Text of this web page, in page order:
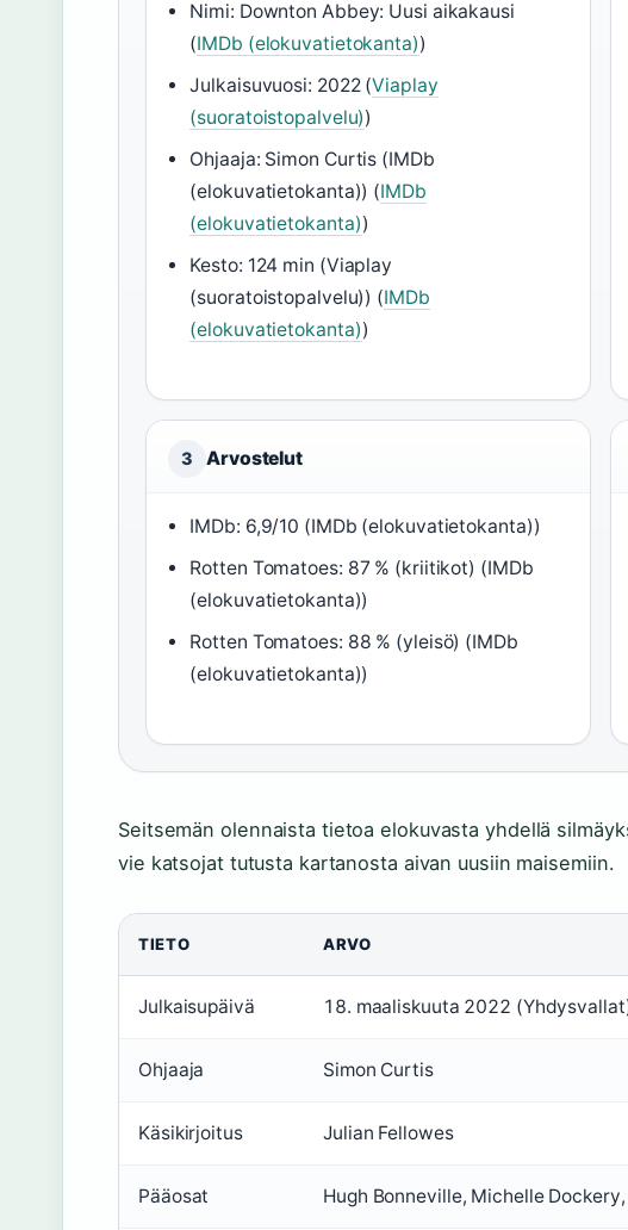
Nimi: Downton Abbey: Uusi aikakausi
(IMDb (elokuvatietokanta))
Julkaisuvuosi: 2022 (Viaplay
(suoratoistopalvelu))
Ohjaaja: Simon Curtis (IMDb
(elokuvatietokanta)) (IMDb
(elokuvatietokanta))
Kesto: 124 min (Viaplay
(suoratoistopalvelu)) (IMDb
(elokuvatietokanta))
3 Arvostelut
IMDb: 6,9/10 (IMDb (elokuvatietokanta))
Rotten Tomatoes: 87 % (kriitikot) (IMDb
(elokuvatietokanta))
Rotten Tomatoes: 88 % (yleisö) (IMDb
(elokuvatietokanta))
Seitsemän olennaista tietoa elokuvasta yhdellä
vie katsojat tutusta kartanosta aivan uusiin maisemiin.
TIETO ARVO
Julkaisupäivä 18. maaliskuuta 2022
Ohjaaja Simon Curtis
Käsikirjoitus Julian Fellowes
Pääosat Hugh Bonneville, Michelle